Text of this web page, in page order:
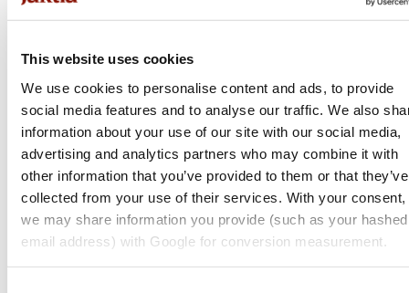
This website uses cookies
We use cookies to personalise content and ads, to provide
social media features and to analyse our traffic. We also
information about your use of our site with our social media,
advertising and analytics partners who may combine it with
other information that you’ve provided to them or that they’ve
collected from your use of their services. With your consent,
we may share information you provide (such as your hashed
email address) with Google for conversion measurement.
Tikka